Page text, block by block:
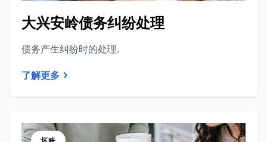
大兴安岭债务纠纷处理
债务产生纠纷时的处理.
了解更多